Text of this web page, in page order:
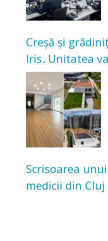
Creșă și
Iris. Unitatea
pentru copii
Scrisoarea
medicii din